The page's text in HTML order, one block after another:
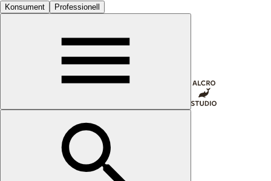
Konsument Professionell